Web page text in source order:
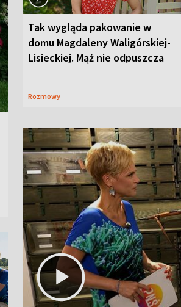
Tak wygląda pakowanie w
domu Magdaleny Waligórskiej-
Lisieckiej. Mąż nie odpuszcza
Rozmowy